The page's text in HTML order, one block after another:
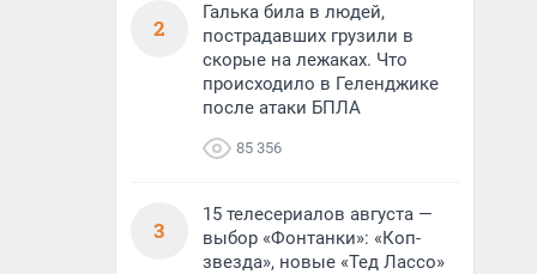
2
Галька била в людей,
пострадавших грузили в
скорые на лежаках. Что
происходило в Геленджике
после атаки БПЛА
85 356
3
15 телесериалов августа —
выбор «Фонтанки»: «Коп-
звезда», новые «Тед Лассо»